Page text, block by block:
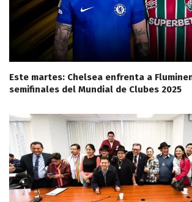
Este martes: Chelsea enfrenta a
semifinales del Mundial de Clubes 2025